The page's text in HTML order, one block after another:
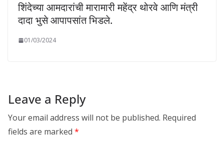
शिंदेच्या आमदारांची मारामारी महेंद्र थोरवे आणि मंत्री
दादा भुसे आपापसांत भिडले.
01/03/2024
Leave a Reply
Your email address will not be published. Required
fields are marked *